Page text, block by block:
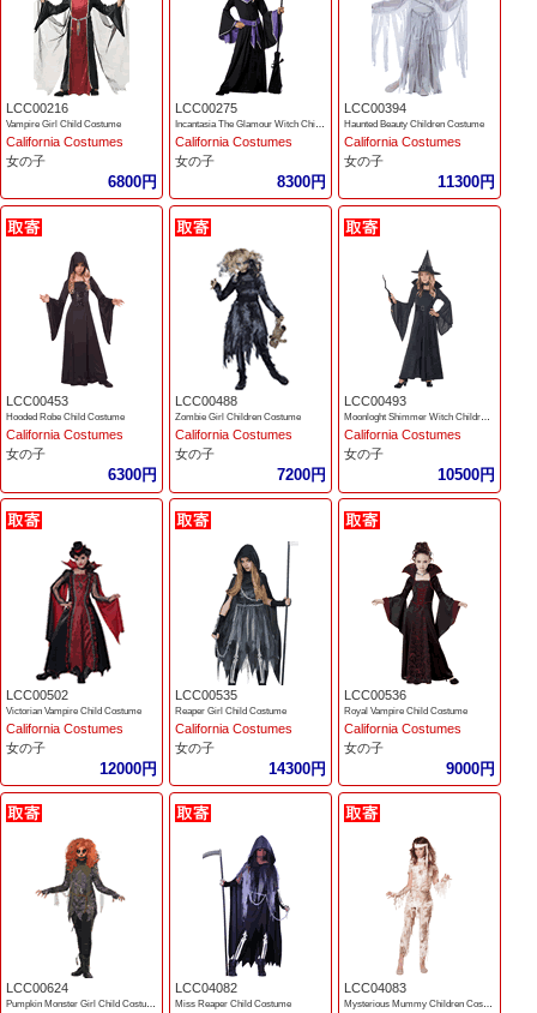
LCC00216
Vampire Girl Child Costume
California Costumes
女の子
6800円
LCC00275
Incantasia The Glamour Witch Children Costume
California Costumes
女の子
8300円
LCC00394
Haunted Beauty Children Costume
California Costumes
女の子
11300円
LCC00453
Hooded Robe Child Costume
California Costumes
女の子
6300円
LCC00488
Zombie Girl Children Costume
California Costumes
女の子
7200円
LCC00493
Moonloght Shimmer Witch Children Costume
California Costumes
女の子
10500円
LCC00502
Victorian Vampire Child Costume
California Costumes
女の子
12000円
LCC00535
Reaper Girl Child Costume
California Costumes
女の子
14300円
LCC00536
Royal Vampire Child Costume
California Costumes
女の子
9000円
LCC00624
Pumpkin Monster Girl Child Costume
LCC04082
Miss Reaper Child Costume
LCC04083
Mysterious Mummy Children Costume